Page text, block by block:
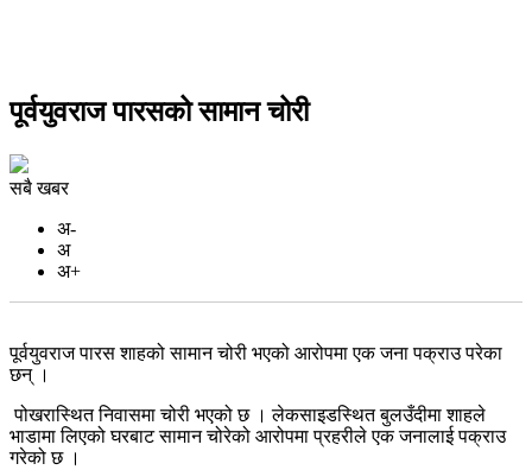
पूर्वयुवराज पारसको सामान चोरी
सबै खबर
अ-
अ
अ+
पूर्वयुवराज पारस शाहको सामान चोरी भएको आरोपमा एक जना पक्राउ परेका
छन् ।
पोखरास्थित निवासमा चोरी भएको छ । लेकसाइडस्थित बुलउँदीमा शाहले
भाडामा लिएको घरबाट सामान चोरेको आरोपमा प्रहरीले एक जनालाई पक्राउ
गरेको छ ।